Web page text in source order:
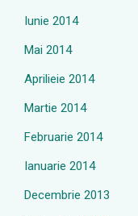
Iunie 2014
Mai 2014
Aprilieie 2014
Martie 2014
Februarie 2014
Ianuarie 2014
Decembrie 2013